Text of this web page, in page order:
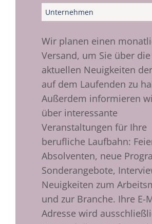
Wir planen einen
Versand, um Sie über die
aktuellen Neuigkeiten der
auf dem Laufenden zu
Außerdem informieren
über interessante
Veranstaltungen für Ihre
berufliche Laufbahn:
Absolventen, neue
Sonderangebote,
Neuigkeiten zum
und zur Branche. Ihre E-
Adresse wird